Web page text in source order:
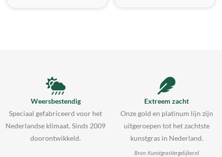
Weersbestendig
Speciaal gefabriceerd voor het
Nederlandse klimaat. Sinds 2009
doorontwikkeld.
Extreem zacht
Onze gold en platinum lijn zijn
uitgeroepen tot het zachtste
kunstgras in Nederland.
Bron: KunstgrasVergelijker.nl